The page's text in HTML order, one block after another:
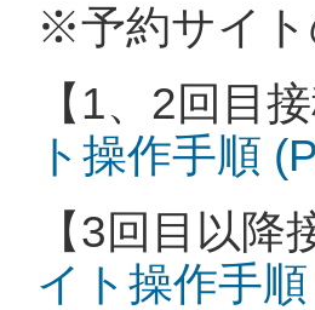
※予約サイ
【1、2回目
ト操作手順
【3回目以
イト操作手